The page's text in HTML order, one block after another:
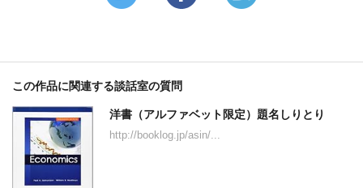
この作品に関連する談話室の質問
洋書（アルファベット限定）題名しりとり
http://booklog.jp/asin/...